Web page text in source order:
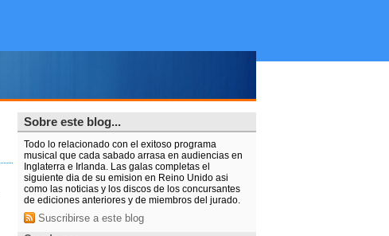
Sobre este blog...
Todo lo relacionado con el exitoso programa
musical que cada sabado arrasa en audiencias en
Inglaterra e Irlanda. Las galas completas el
siguiente dia de su emision en Reino Unido asi
como las noticias y los discos de los concursantes
de ediciones anteriores y de miembros del jurado.
Suscribirse a este blog